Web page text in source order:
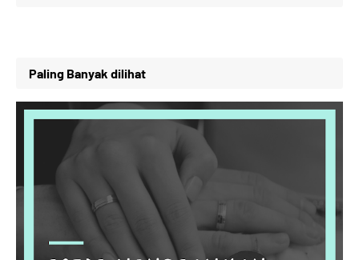
Paling Banyak dilihat